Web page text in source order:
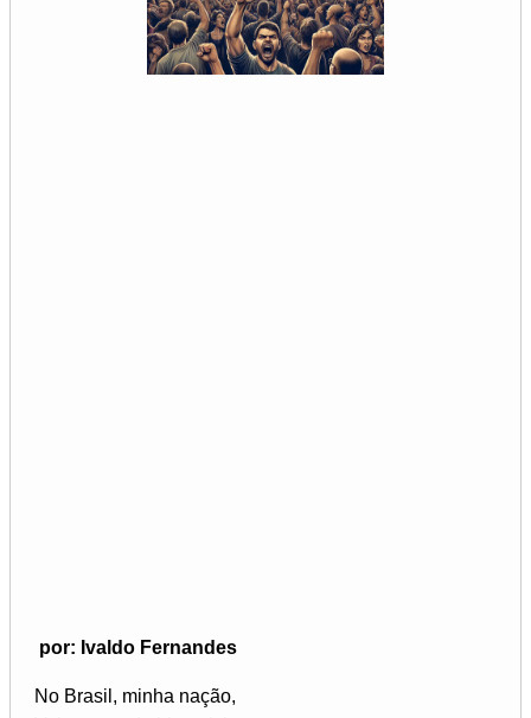
por: Ivaldo Fernandes
No Brasil, minha nação,